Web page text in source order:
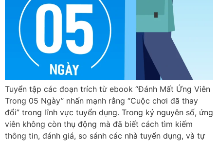
Tuyển tập các đoạn trích từ ebook “Đánh Mất Ứng Viên
Trong 05 Ngày” nhấn mạnh rằng “Cuộc chơi đã thay
đổi” trong lĩnh vực tuyển dụng. Trong kỷ nguyên số, ứng
viên không còn thụ động mà đã biết cách tìm kiếm
thông tin, đánh giá, so sánh các nhà tuyển dụng, và tự